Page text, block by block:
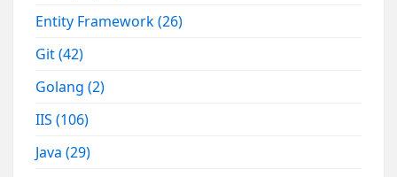
Entity Framework(26)
Git(42)
Golang(2)
IIS(106)
Java(29)